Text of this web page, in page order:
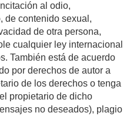
al odio,
de contenido sexual,
de otra persona,
cualquier ley internacional
También está de acuerdo
por derechos de autor a
de los derechos o tenga
propietario de dicho
no deseados), plagio